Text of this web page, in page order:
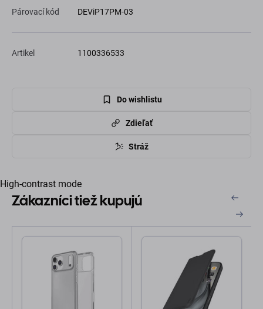
Párovací kód DEViP17PM-03
Artikel 1100336533
Do wishlistu
Zdieľať
Stráž
High-contrast mode
Zákazníci tiež kupujú